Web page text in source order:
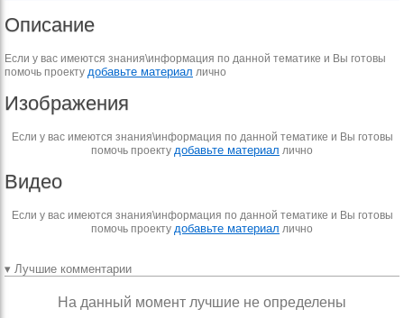
Описание
Если у вас имеются знания\информация по данной тематике и Вы готовы
помочь проекту добавьте материал лично
Изображения
Если у вас имеются знания\информация по данной тематике и Вы готовы
помочь проекту добавьте материал лично
Видео
Если у вас имеются знания\информация по данной тематике и Вы готовы
помочь проекту добавьте материал лично
▾ Лучшие комментарии
На данный момент лучшие не определены